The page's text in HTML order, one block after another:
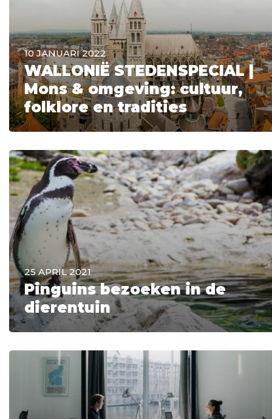
10 JANUARI 2022
WALLONIË STEDENSPECIAL |
Mons & omgeving: cultuur,
folklore en tradities
25 APRIL 2021
Pinguins bezoeken in de
dierentuin